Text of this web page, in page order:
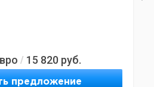
/ 15 820 руб.
предложение